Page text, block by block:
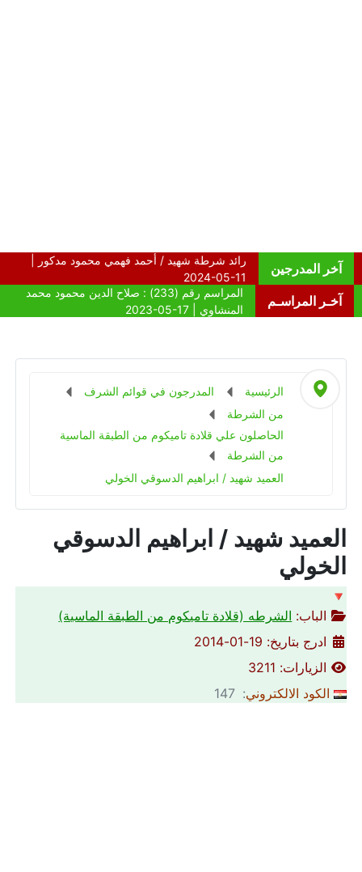
آخر المدرجين
آخـر المراسـم
الرئيسية
المدرجون في قوائم الشرف
من الشرطة
الحاصلون علي قلادة تاميكوم من الطبقة الماسية
من الشرطة
العميد شهيد / ابراهيم الدسوقي الخولي
العميد شهيد / ابراهيم الدسوقي
الخولي
🔻
الباب: الشرطه (قلادة تاميكوم من الطبقة الماسية)
ادرج بتاريخ: 19-01-2014
الزيارات: 3211
الكود الالكتروني: 147